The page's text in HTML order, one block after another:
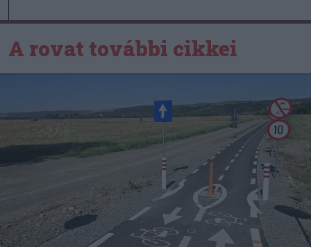
A rovat további cikkei